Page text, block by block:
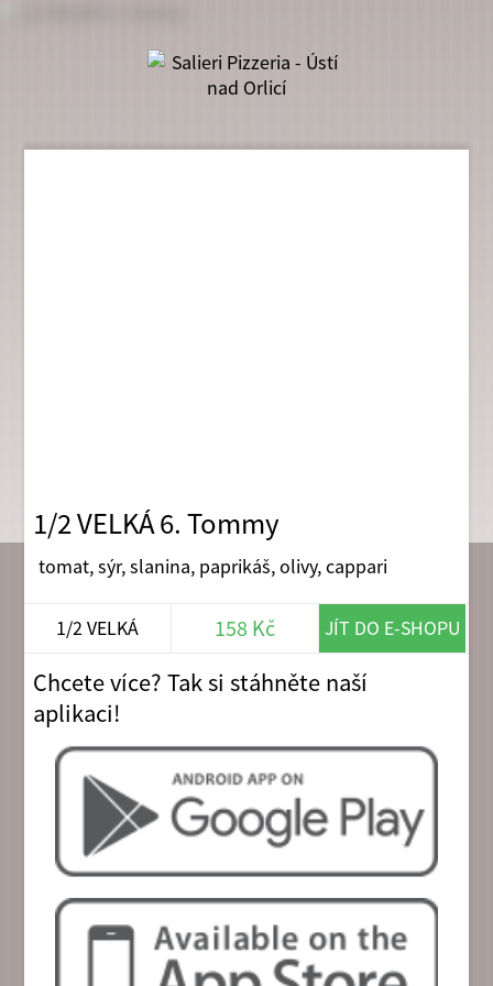
1/2 VELKÁ 6. Tommy
tomat, sýr, slanina, paprikáš, olivy, cappari
1/2 VELKÁ 158 Kč JÍT DO E-SHOPU
Chcete více? Tak si stáhněte naší
aplikaci!